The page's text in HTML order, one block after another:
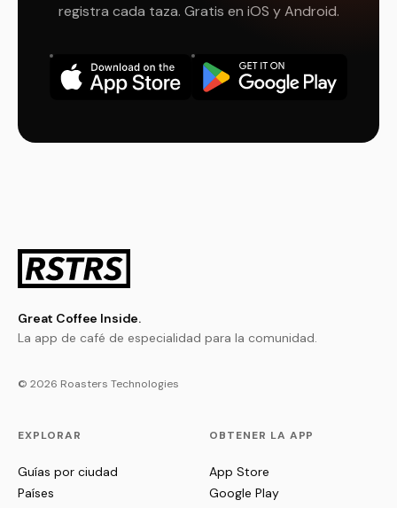
registra cada taza. Gratis en iOS y Android.
Great Coffee Inside.
La app de café de especialidad para la comunidad.
© 2026 Roasters Technologies
EXPLORAR
Guías por ciudad
Países
OBTENER LA APP
App Store
Google Play